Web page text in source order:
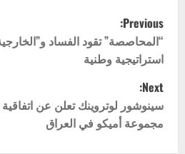
P
o
s
t
n
Previous:
“المحاصصة” تقود الفساد
استراتيجية وطنية
Next:
سينوشور لوتروينك تعلن عن
مجموعة أميكو في العراق